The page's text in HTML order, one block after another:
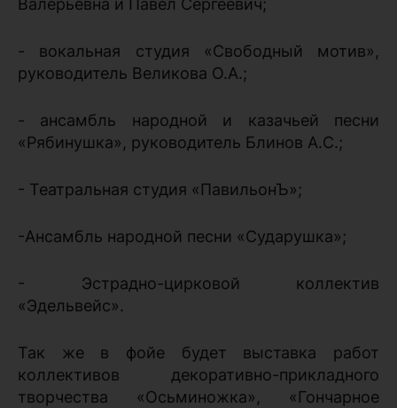
- вокальная студия «Свободный мотив»,
руководитель Великова О.А.;
- ансамбль народной и казачьей песни
«Рябинушка», руководитель Блинов А.С.;
- Театральная студия «ПавильонЪ»;
-Ансамбль народной песни «Сударушка»;
- Эстрадно-цирковой коллектив
«Эдельвейс».
Так же в фойе будет выставка работ
коллективов декоративно-прикладного
творчества «Осьминожка», «Гончарное